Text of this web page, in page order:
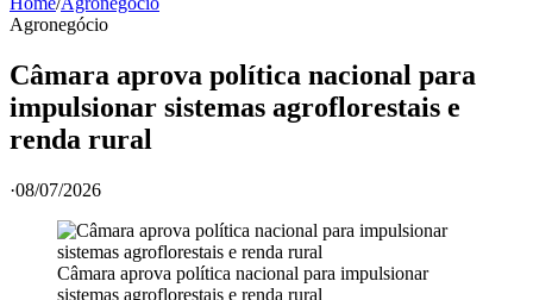
Agronegócio
Câmara aprova política nacional para
impulsionar sistemas agroflorestais e
renda rural
·08/07/2026
Câmara aprova política nacional para impulsionar
sistemas agroflorestais e renda rural